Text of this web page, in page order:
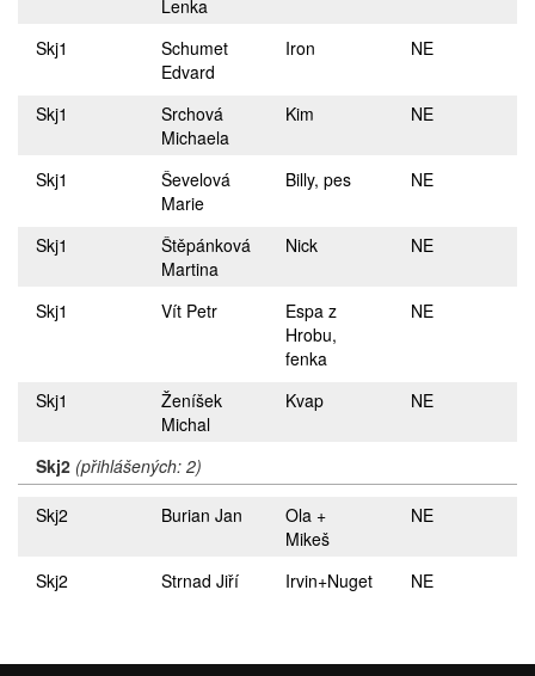
Lenka
Skj1
Schumet
Edvard
Iron NE
Skj1
Srchová
Michaela
Kim NE
Skj1
Ševelová
Marie
Billy, pes NE
Skj1
Štěpánková
Martina
Nick NE
Skj1 Vít Petr
Espa z
Hrobu,
fenka
NE
Skj1
Ženíšek
Michal
Kvap NE
Skj2 (přihlášených: 2)
Skj2 Burian Jan
Ola +
Mikeš
NE
Skj2 Strnad Jiří Irvin+Nuget NE